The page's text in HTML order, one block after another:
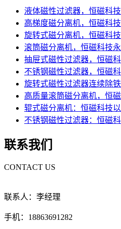
液体磁性过滤器，恒磁科
高梯度磁分离机，恒磁科
旋转式磁分离机，恒磁科
滚筒磁分离机，恒磁科技
抽屉式磁性过滤器，恒磁
不锈钢磁性过滤器，恒磁
旋转式磁性过滤器连续除
高质量滚筒磁分离机，恒
辊式磁分离机：恒磁科技
不锈钢磁性过滤器：恒磁
联系我们
CONTACT US
联系人：李经理
手机：18863691282